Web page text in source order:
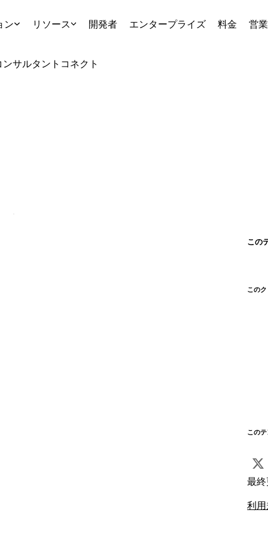
ン リソース 開発者 エンタープライズ 料金 営
ンサルタント コネクト
この
この
この
最
利